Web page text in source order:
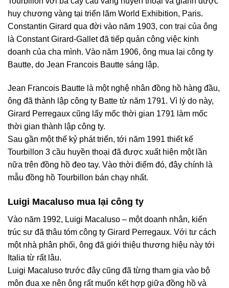
huy chương vàng tại triển lãm World Exhibition, Paris.
Constantin Girard qua đời vào năm 1903, con trai của ông
là Constant Girard-Gallet đã tiếp quản công việc kinh
doanh của cha mình. Vào năm 1906, ông mua lại công ty
Bautte, do Jean Francois Bautte sáng lập.
Jean Francois Bautte là một nghệ nhân đồng hồ hàng đầu,
ông đã thành lập công ty Batte từ năm 1791. Vì lý do này,
Girard Perregaux cũng lấy mốc thời gian 1791 làm mốc
thời gian thành lập công ty.
Sau gần một thế kỷ phát triển, tới năm 1991 thiết kế
Tourbillon 3 cầu huyền thoại đã được xuất hiện một lần
nữa trên đồng hồ đeo tay. Vào thời điểm đó, đây chính là
mẫu đồng hồ Tourbillon bán chạy nhất.
Luigi Macaluso mua lại công ty
Vào năm 1992, Luigi Macaluso – một doanh nhân, kiến
trúc sư đã thâu tóm công ty Girard Perregaux. Với tư cách
một nhà phân phối, ông đã giới thiệu thương hiệu này tới
Italia từ rất lâu.
Luigi Macaluso trước đây cũng đã từng tham gia vào bộ
môn đua xe nên ông rất muốn kết hợp giữa đồng hồ và